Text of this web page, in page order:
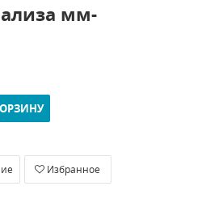
мм-
Избранное